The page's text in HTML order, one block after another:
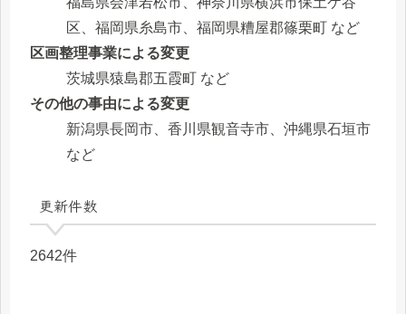
区、福岡県糸島市、福岡県糟屋郡篠栗町 など
区画整理事業による変更
茨城県猿島郡五霞町 など
その他の事由による変更
新潟県長岡市、香川県観音寺市、沖縄県石垣市
など
更新件数
2642件